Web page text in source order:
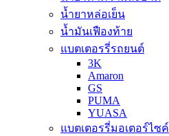
น้ำยาหล่อเย็น
น้ำมันเฟืองท้าย
แบตเตอรรี่รถยนต์
3K
Amaron
GS
PUMA
YUASA
แบตเตอรรี่มอเตอร์ไซค์